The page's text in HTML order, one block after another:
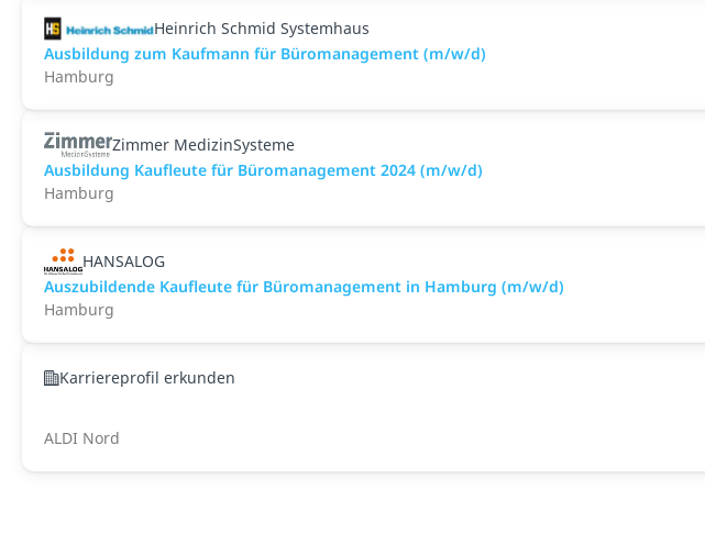
Heinrich Schmid Systemhaus
Ausbildung zum Kaufmann für Büromanagement (m/w/d)
Hamburg
Zimmer MedizinSysteme
Ausbildung Kaufleute für Büromanagement 2024 (m/w/d)
Hamburg
HANSALOG
Auszubildende Kaufleute für Büromanagement in Hamburg (m/w/d)
Hamburg
Karriereprofil erkunden
ALDI Nord